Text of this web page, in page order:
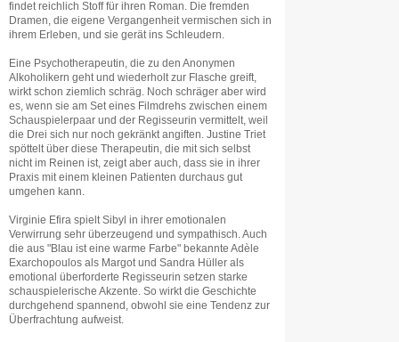
findet reichlich Stoff für ihren Roman. Die fremden
Dramen, die eigene Vergangenheit vermischen sich in
ihrem Erleben, und sie gerät ins Schleudern.
Eine Psychotherapeutin, die zu den Anonymen
Alkoholikern geht und wiederholt zur Flasche greift,
wirkt schon ziemlich schräg. Noch schräger aber wird
es, wenn sie am Set eines Filmdrehs zwischen einem
Schauspielerpaar und der Regisseurin vermittelt, weil
die Drei sich nur noch gekränkt angiften. Justine Triet
spöttelt über diese Therapeutin, die mit sich selbst
nicht im Reinen ist, zeigt aber auch, dass sie in ihrer
Praxis mit einem kleinen Patienten durchaus gut
umgehen kann.
Virginie Efira spielt Sibyl in ihrer emotionalen
Verwirrung sehr überzeugend und sympathisch. Auch
die aus "Blau ist eine warme Farbe" bekannte Adèle
Exarchopoulos als Margot und Sandra Hüller als
emotional überforderte Regisseurin setzen starke
schauspielerische Akzente. So wirkt die Geschichte
durchgehend spannend, obwohl sie eine Tendenz zur
Überfrachtung aufweist.